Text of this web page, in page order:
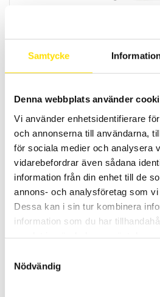
Samtycke
Denna webbplats använder
Vi använder enhetsidentifierare
och annonserna till användarna,
för sociala medier och analysera
vidarebefordrar även sådana
information från din enhet till de
annons- och analysföretag som vi
Dessa kan i sin tur kombinera
information som du har
Nödvändig
Fixtur som passar utmärkt för
Mecmesin Wedge
Optimalt tillbehör för användning